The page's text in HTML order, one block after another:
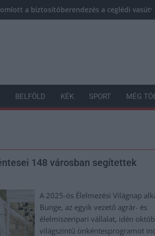
a biztosítóberendezés a ceglédi
BELFÖLD KÉK SPORT MÉG
148 városban segítettek
A 2025-ös Élelmezési Világnap
Bunge, az egyik vezető agrár- és
élelmiszeripari vállalat, idén
világszintű önkéntesprogramot